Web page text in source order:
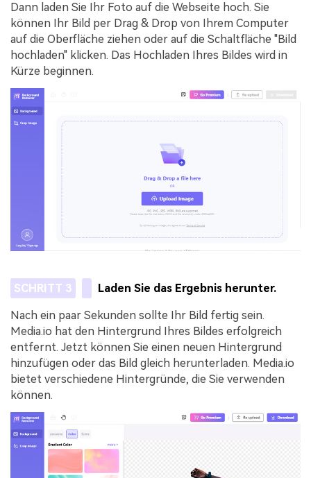
Dann laden Sie Ihr Foto auf die Webseite hoch. Sie
können Ihr Bild per Drag & Drop von Ihrem Computer
auf die Oberfläche ziehen oder auf die Schaltfläche "Bild
hochladen" klicken. Das Hochladen Ihres Bildes wird in
Kürze beginnen.
SCHRITT 3 Laden Sie das Ergebnis herunter.
Nach ein paar Sekunden sollte Ihr Bild fertig sein.
Media.io hat den Hintergrund Ihres Bildes erfolgreich
entfernt. Jetzt können Sie einen neuen Hintergrund
hinzufügen oder das Bild gleich herunterladen. Media.io
bietet verschiedene Hintergründe, die Sie verwenden
können.